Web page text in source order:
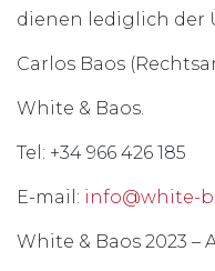
dienen lediglich der
Carlos Baos
White & Baos.
Tel: +34 966 426 185
E-mail: info@white-
White & Baos 2023 –